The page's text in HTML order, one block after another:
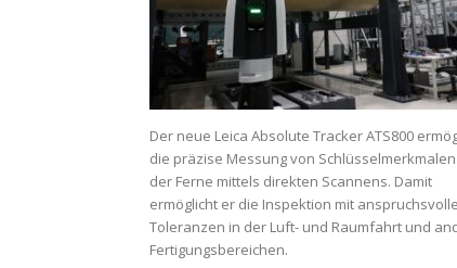
Der neue Leica Absolute Tracker ATS800
die präzise Messung von
der Ferne mittels direkten Scannens. Damit
ermöglicht er die Inspektion mit
Toleranzen in der Luft- und Raumfahrt und
Fertigungsbereichen.